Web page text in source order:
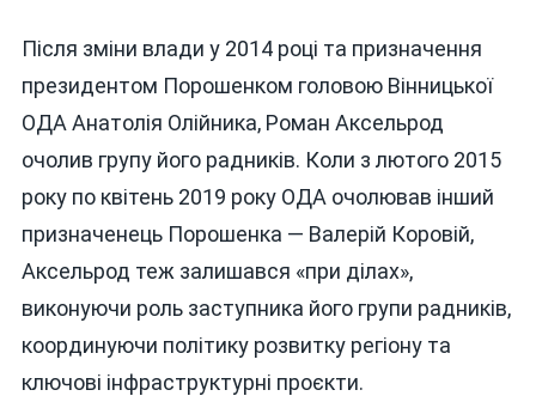
Після зміни влади у 2014 році та призначення
президентом Порошенком головою Вінницької
ОДА Анатолія Олійника, Роман Аксельрод
очолив групу його радників. Коли з лютого 2015
року по квітень 2019 року ОДА очолював інший
призначенець Порошенка — Валерій Коровій,
Аксельрод теж залишався «при ділах»,
виконуючи роль заступника його групи радників,
координуючи політику розвитку регіону та
ключові інфраструктурні проєкти.